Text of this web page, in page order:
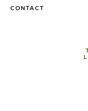
CONTACT